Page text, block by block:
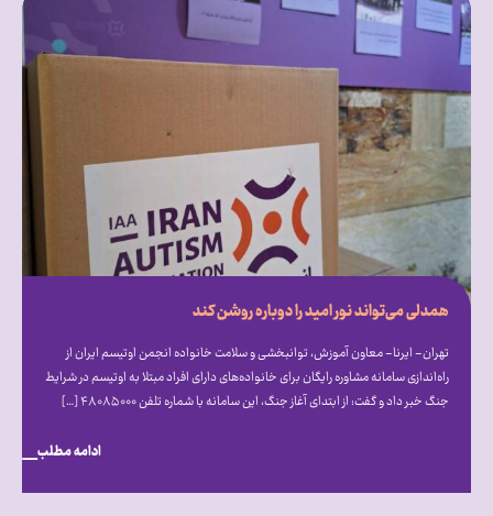
همدلی می‌تواند نور امید را دوباره روشن کند
تهران- ایرنا- معاون آموزش، توانبخشی و سلامت خانواده انجمن اوتیسم ایران از
راه‌اندازی سامانه مشاوره رایگان برای خانواده‌های دارای افراد مبتلا به اوتیسم در شرایط
جنگ خبر داد و گفت: از ابتدای آغاز جنگ، این سامانه با شماره تلفن ۴۸۰۸۵۰۰۰ […]
ادامه مطلب